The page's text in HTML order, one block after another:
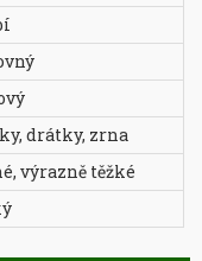
drátky, zrna
výrazně těžké